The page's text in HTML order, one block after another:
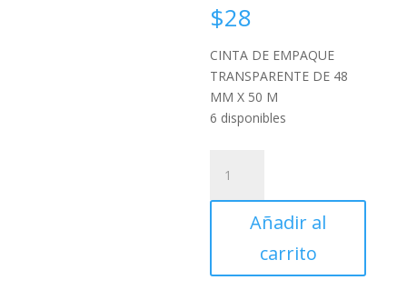
$28
CINTA DE EMPAQUE
TRANSPARENTE DE 48
MM X 50 M
6 disponibles
EMPAQUE
TRANSPARENTE
Añadir al
carrito